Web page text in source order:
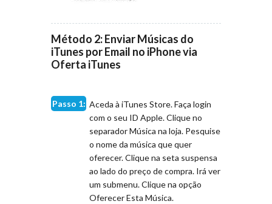
Método 2: Enviar Músicas do
iTunes por Email no iPhone via
Oferta iTunes
Passo 1: Aceda à iTunes Store. Faça login
com o seu ID Apple. Clique no
separador Música na loja. Pesquise
o nome da música que quer
oferecer. Clique na seta suspensa
ao lado do preço de compra. Irá ver
um submenu. Clique na opção
Oferecer Esta Música.